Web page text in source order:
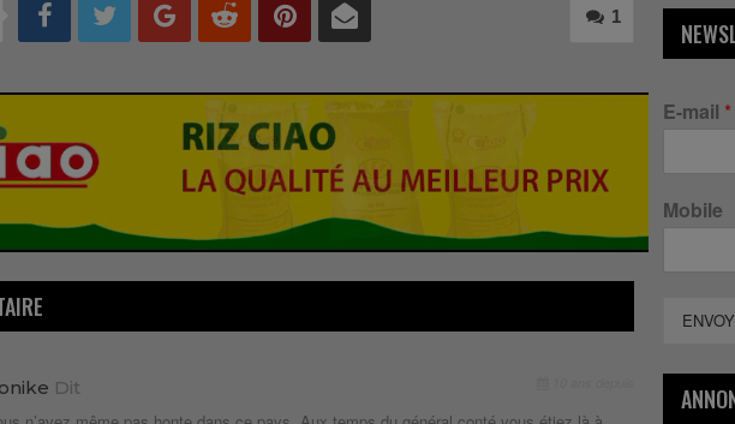
1
Dit
E-mail *
Mobile